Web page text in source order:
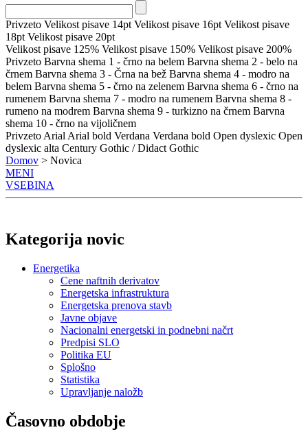
Privzeto Velikost pisave 14pt Velikost pisave 16pt Velikost pisave
18pt Velikost pisave 20pt
Velikost pisave 125% Velikost pisave 150% Velikost pisave 200%
Privzeto Barvna shema 1 - črno na belem Barvna shema 2 - belo na
črnem Barvna shema 3 - Črna na bež Barvna shema 4 - modro na
belem Barvna shema 5 - črno na zelenem Barvna shema 6 - črno na
rumenem Barvna shema 7 - modro na rumenem Barvna shema 8 -
rumeno na modrem Barvna shema 9 - turkizno na črnem Barvna
shema 10 - črno na vijoličnem
Privzeto Arial Arial bold Verdana Verdana bold Open dyslexic Open
dyslexic alta Century Gothic / Didact Gothic
Domov > Novica
MENI
VSEBINA
Kategorija novic
Energetika
Cene naftnih derivatov
Energetska infrastruktura
Energetska prenova stavb
Javne objave
Nacionalni energetski in podnebni načrt
Predpisi SLO
Politika EU
Splošno
Statistika
Upravljanje naložb
Časovno obdobje